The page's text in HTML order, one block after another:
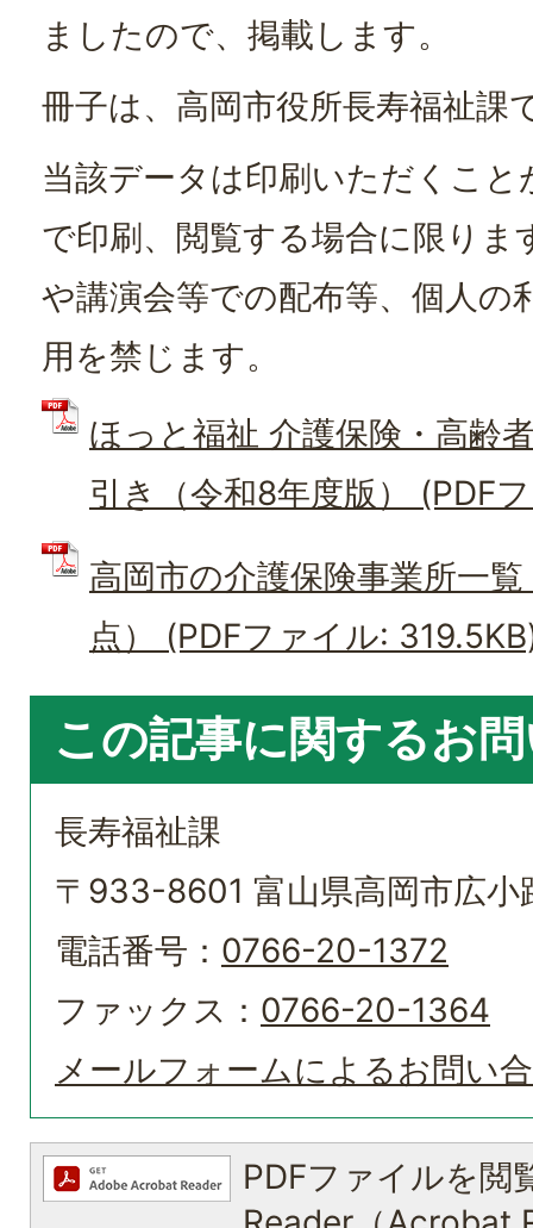
ましたので、掲載します。
冊子は、高岡市役所長寿福祉課
当該データは印刷いただくこ
で印刷、閲覧する場合に限りま
や講演会等での配布等、個人の
用を禁じます。
ほっと福祉 介護保険・高齢
引き（令和8年度版） (PDF
高岡市の介護保険事業所一
点） (PDFファイル:
この記事に関するお
長寿福祉課
〒933-8601 富山県高岡市広
電話番号： 0766-20-1372
ファックス： 0766-20-1364
メールフォームによるお問い
PDFファイルを閲